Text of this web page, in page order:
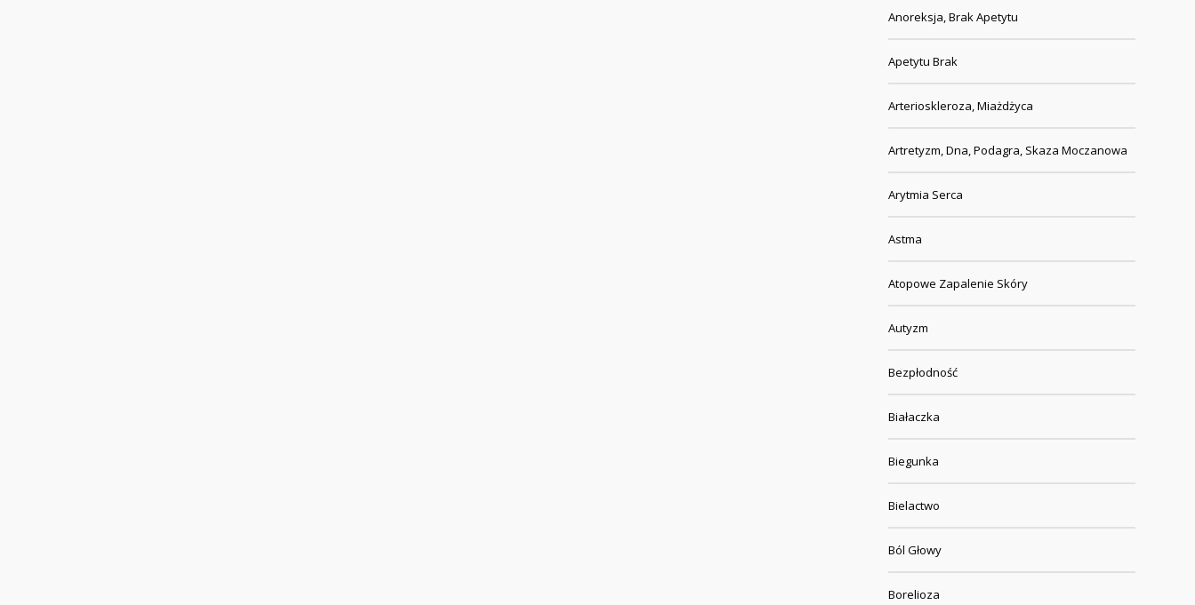
Anoreksja, Brak Apetytu
Apetytu Brak
Arterioskleroza, Miażdżyca
Artretyzm, Dna, Podagra, Skaza Moczanowa
Arytmia Serca
Astma
Atopowe Zapalenie Skóry
Autyzm
Bezpłodność
Białaczka
Biegunka
Bielactwo
Ból Głowy
Borelioza